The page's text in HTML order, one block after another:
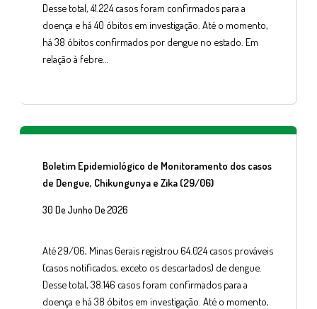
Desse total, 41.224 casos foram confirmados para a
doença e há 40 óbitos em investigação. Até o momento,
há 38 óbitos confirmados por dengue no estado. Em
relação à febre…
Boletim Epidemiológico de Monitoramento dos casos
de Dengue, Chikungunya e Zika (29/06)
30 De Junho De 2026
Até 29/06, Minas Gerais registrou 64.024 casos prováveis
(casos notificados, exceto os descartados) de dengue.
Desse total, 38.146 casos foram confirmados para a
doença e há 38 óbitos em investigação. Até o momento,